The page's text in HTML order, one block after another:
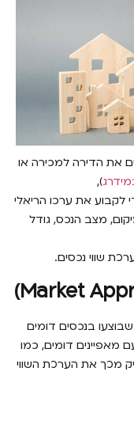
את הדירה למכירה או
),
לקבוע את ערכו הריאלי
מצב הנכס, גודל
שווי נכסים.
בנכסים דומים
מאפיינים דומים, כמו
מכך את הערכת השווי